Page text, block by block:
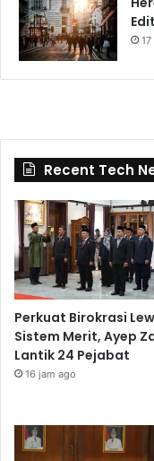
Recent Tech
Perkuat Birokrasi
Sistem Merit, Ayep
Lantik 24 Pejabat
16 jam ago